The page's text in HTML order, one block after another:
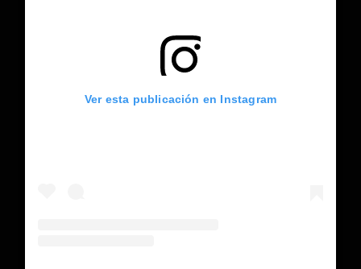
Ver esta publicación en Instagram